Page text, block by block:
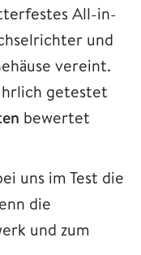
All-in-
und
vereint.
getestet
bewertet
uns im Test die
die
und zum